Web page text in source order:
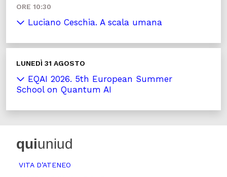
ORE 10:30
Luciano Ceschia. A scala umana
LUNEDÌ 31 AGOSTO
EQAI 2026. 5th European Summer
School on Quantum AI
quiuniud
VITA D’ATENEO